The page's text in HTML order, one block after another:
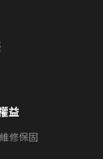
益
修保固